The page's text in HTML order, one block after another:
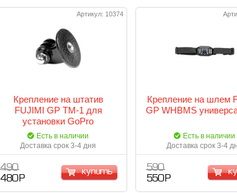
Артикул: 10374
Крепление на штатив
FUJIMI GP TM-1 для
установки GoPro
Есть в наличии
Доставка срок 3-4 дня
490
480 Р
купить
Крепление на шлем
GP WHBMS
Есть в наличии
Доставка срок 3-4
590
550 Р